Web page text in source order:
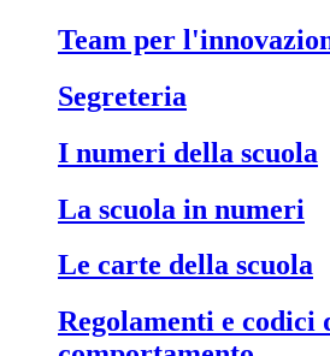
Team per
Segreteria
I numeri della scuola
La scuola in numeri
Le carte della scuola
Regolamenti e codici